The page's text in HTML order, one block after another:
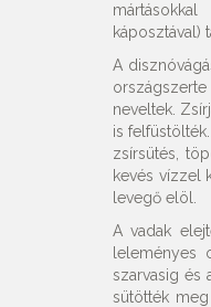
káposztával)
A
neveltek.
is
zsírsütés,
kevés vízzel
levegő elöl.
A vadak
leleményes
szarvasig és
sütötték